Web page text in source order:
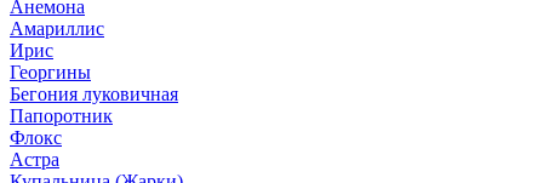
Анемона
Амариллис
Ирис
Георгины
Бегония луковичная
Папоротник
Флокс
Астра